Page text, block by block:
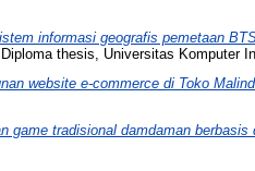
informasi geografis pemetaan
Diploma thesis, Universitas Komputer
website e-commerce di Toko
game tradisional damdaman berbasis